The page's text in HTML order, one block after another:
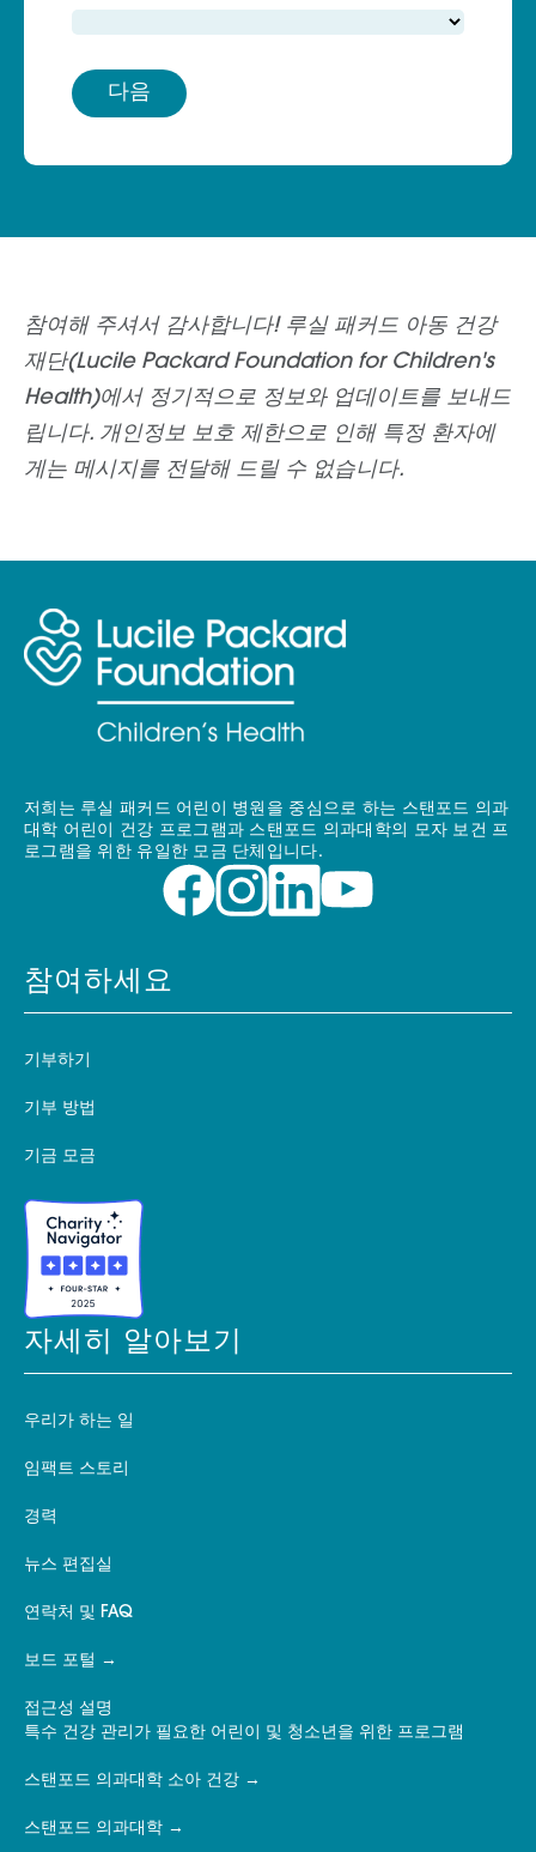
참여해 주셔서 감사합니다! 루실 패커드 아동 건강
재단(Lucile Packard Foundation for Children's
Health)에서 정기적으로 정보와 업데이트를 보내드
립니다. 개인정보 보호 제한으로 인해 특정 환자에
게는 메시지를 전달해 드릴 수 없습니다.
저희는 루실 패커드 어린이 병원을 중심으로 하는 스탠포드 의과
대학 어린이 건강 프로그램과 스탠포드 의과대학의 모자 보건 프
로그램을 위한 유일한 모금 단체입니다.
참여하세요
기부하기
기부 방법
기금 모금
자세히 알아보기
우리가 하는 일
임팩트 스토리
경력
뉴스 편집실
연락처 및 FAQ
보드 포털
접근성 설명
특수 건강 관리가 필요한 어린이 및 청소년을 위한 프로그램
스탠포드 의과대학 소아 건강
스탠포드 의과대학